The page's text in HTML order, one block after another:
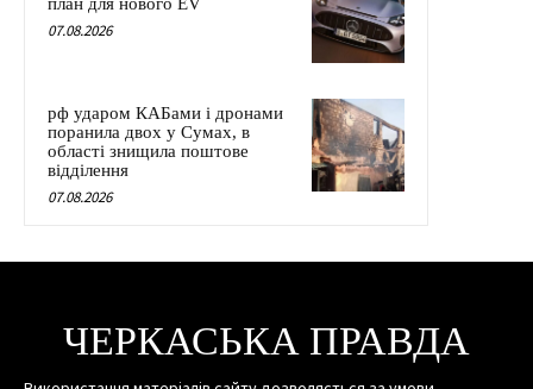
план для нового EV
07.08.2026
рф ударом КАБами і дронами
поранила двох у Сумах, в
області знищила поштове
відділення
07.08.2026
ЧЕРКАСЬКА ПРАВДА